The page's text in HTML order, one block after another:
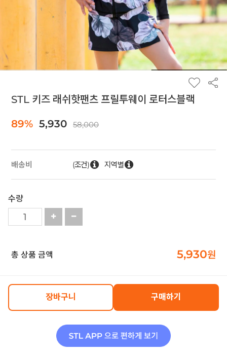
STL 키즈 래쉬핫팬츠 프릴투웨이 로터스블랙
89% 5,930 58,000
배송비 (조건) 지역별
수량
총 상품 금액 5,930원
장바구니 구매하기